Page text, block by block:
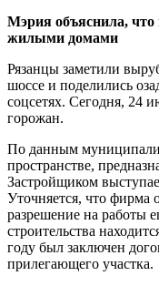
Мэрия объяснила, что
жилыми домами
Рязанцы заметили
шоссе и поделились
соцсетях. Сегодня, 24
горожан.
По данным
пространстве,
Застройщиком
Уточняется, что фирма
разрешение на работы
строительства
году был заключен
прилегающего участка.